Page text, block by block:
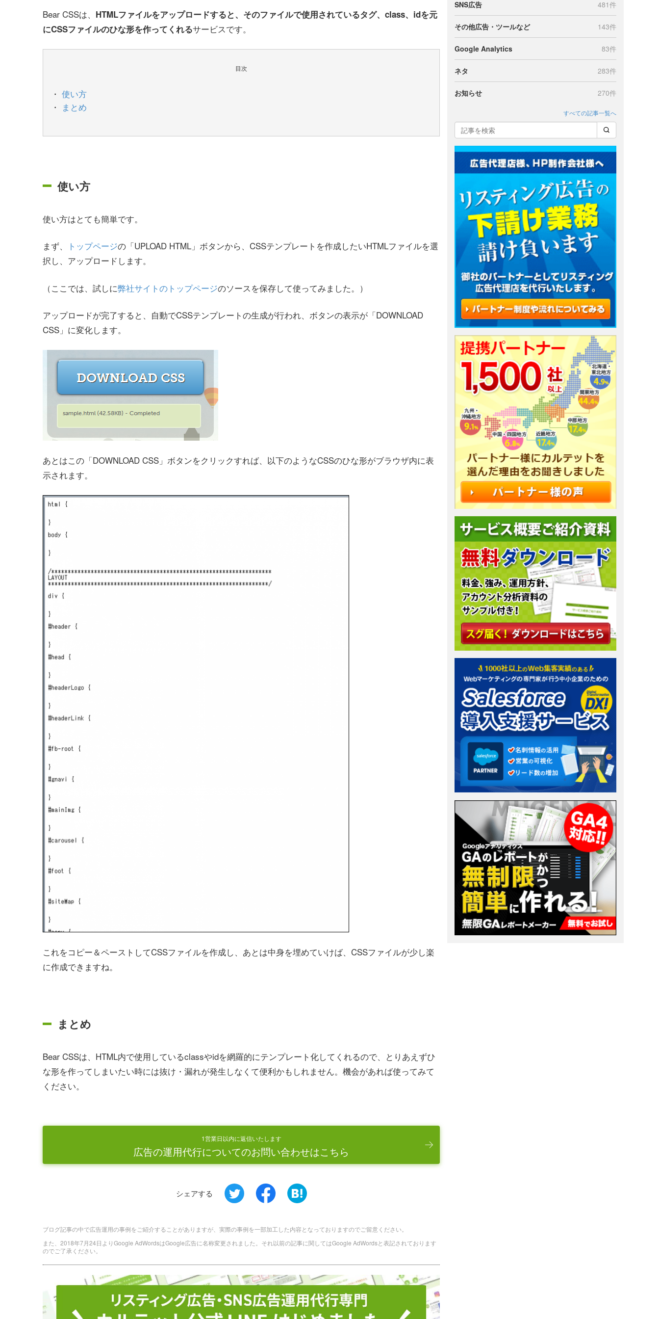
Bear CSSは、 HTMLファイルをアップロードすると、そのファイルで使用されているタグ、class、idを元
にCSSファイルのひな形を作ってくれるサービスです。
目次
使い方
まとめ
使い方
使い方はとても簡単です。
まず、 トップページの「UPLOAD HTML」ボタンから、CSSテンプレートを作成したいHTMLファイルを選
択し、アップロードします。
（ここでは、試しに弊社サイトのトップページのソースを保存して使ってみました。）
アップロードが完了すると、自動でCSSテンプレートの生成が行われ、ボタンの表示が「DOWNLOAD
CSS」に変化します。
あとはこの「DOWNLOAD CSS」ボタンをクリックすれば、以下のようなCSSのひな形がブラウザ内に表
示されます。
これをコピー＆ペーストしてCSSファイルを作成し、あとは中身を埋めていけば、CSSファイルが少し楽
に作成できますね。
まとめ
Bear CSSは、HTML内で使用しているclassやidを網羅的にテンプレート化してくれるので、とりあえずひ
な形を作ってしまいたい時には抜け・漏れが発生しなくて便利かもしれません。機会があれば使ってみて
ください。
1営業日以内に返信いたします
広告の運用代行についてのお問い合わせはこちら
シェアする
ブログ記事の中で広告運用の事例をご紹介することがありますが、実際の事例を一部加工した内容となっておりますのでご留意ください。
また、2018年7月24日よりGoogle AdWordsはGoogle広告に名称変更されました。それ以前の記事に関してはGoogle AdWordsと表記されております
のでご了承ください。
SNS広告 481件
その他広告・ツールなど 143件
Google Analytics 83件
ネタ 283件
お知らせ 270件
すべての記事一覧へ